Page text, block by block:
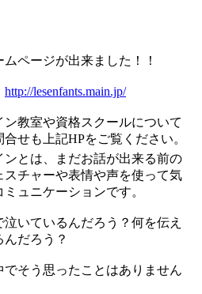
ページが出来ました！！
http://lesenfants.main.jp/
ン教室や資格スクールについて
せも上記HPをご覧ください。
ンとは、まだお話が出来る前の
スチャーや表情や声を使って気
ュニケーションです。
いているんだろう？何を伝え
んだろう？
でそう思ったことはありません